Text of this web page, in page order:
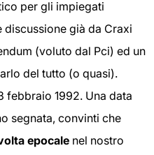
per gli impiegati
già da Craxi
(voluto dal Pci) ed un
del tutto (o quasi).
febbraio 1992. Una data
segnata, convinti che
epocale nel nostro